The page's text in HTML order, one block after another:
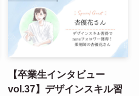
【卒業生インタビュー
vol.37】デザインスキル習